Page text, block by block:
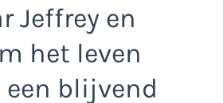
Jeffrey en
het leven
blijvend